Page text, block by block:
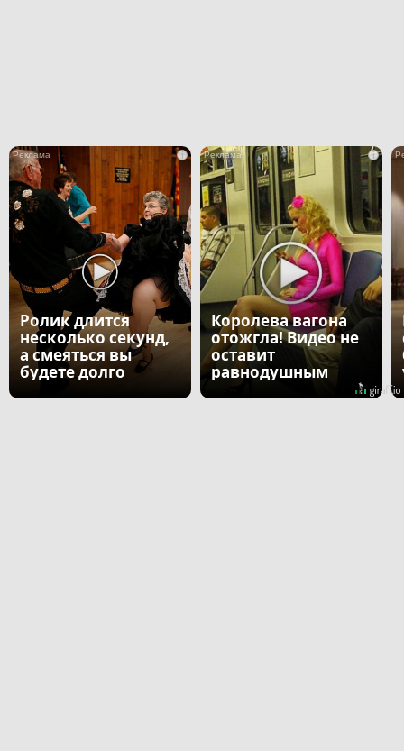
i
Ролик длится
несколько секунд,
а смеяться вы
будете долго
i
Королева вагона
отожгла! Видео не
оставит
равнодушным